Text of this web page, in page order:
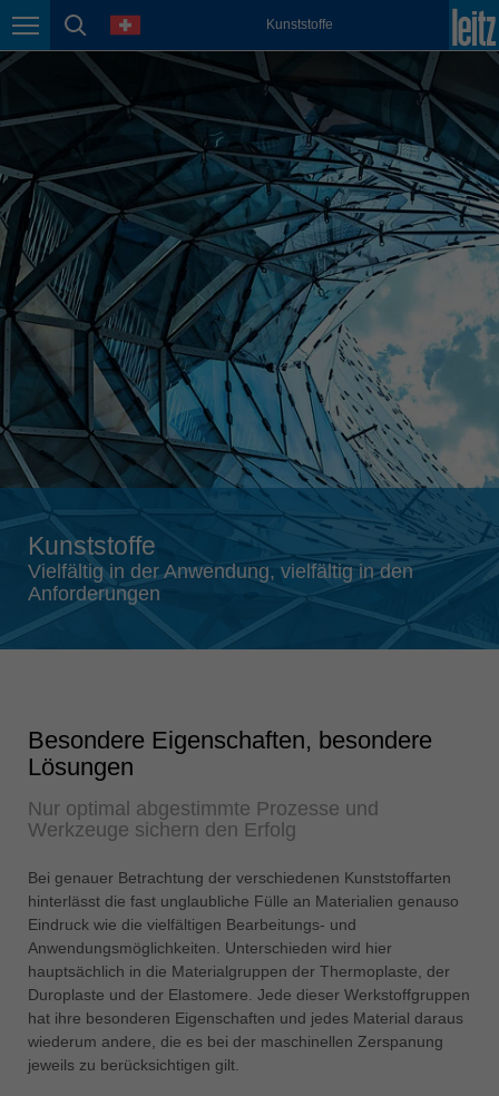
Seitennavigation
Seitensuche
Sprache Kunststoffe
México
español
Nederland
nederlands
Österreich
deutsch
Polska
Portugal
português
România
Română
Schweiz
deutsch français
Singapore
Suomi
english
türkçe
english
Việt Nam
tiếng việt
中国
中文
ประเทศไทย
ไทย
Kunststoffe
Vielfältig in der Anwendung, vielfältig in den
Anforderungen
Besondere Eigenschaften, besondere
Lösungen
Nur optimal abgestimmte Prozesse und
Werkzeuge sichern den Erfolg
Bei genauer Betrachtung der verschiedenen Kunststoffarten
hinterlässt die fast unglaubliche Fülle an Materialien genauso
Eindruck wie die vielfältigen Bearbeitungs- und
Anwendungsmöglichkeiten. Unterschieden wird hier
hauptsächlich in die Materialgruppen der Thermoplaste, der
Duroplaste und der Elastomere. Jede dieser Werkstoffgruppen
hat ihre besonderen Eigenschaften und jedes Material daraus
wiederum andere, die es bei der maschinellen Zerspanung
jeweils zu berücksichtigen gilt.